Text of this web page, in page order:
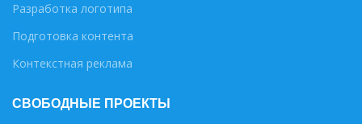
Разработка логотипа
Подготовка контента
Контекстная реклама
СВОБОДНЫЕ ПРОЕКТЫ